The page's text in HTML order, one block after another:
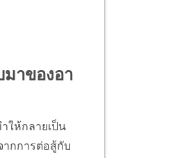
าของอา
ให้กลายเป็น
กการต่อสู้กับ